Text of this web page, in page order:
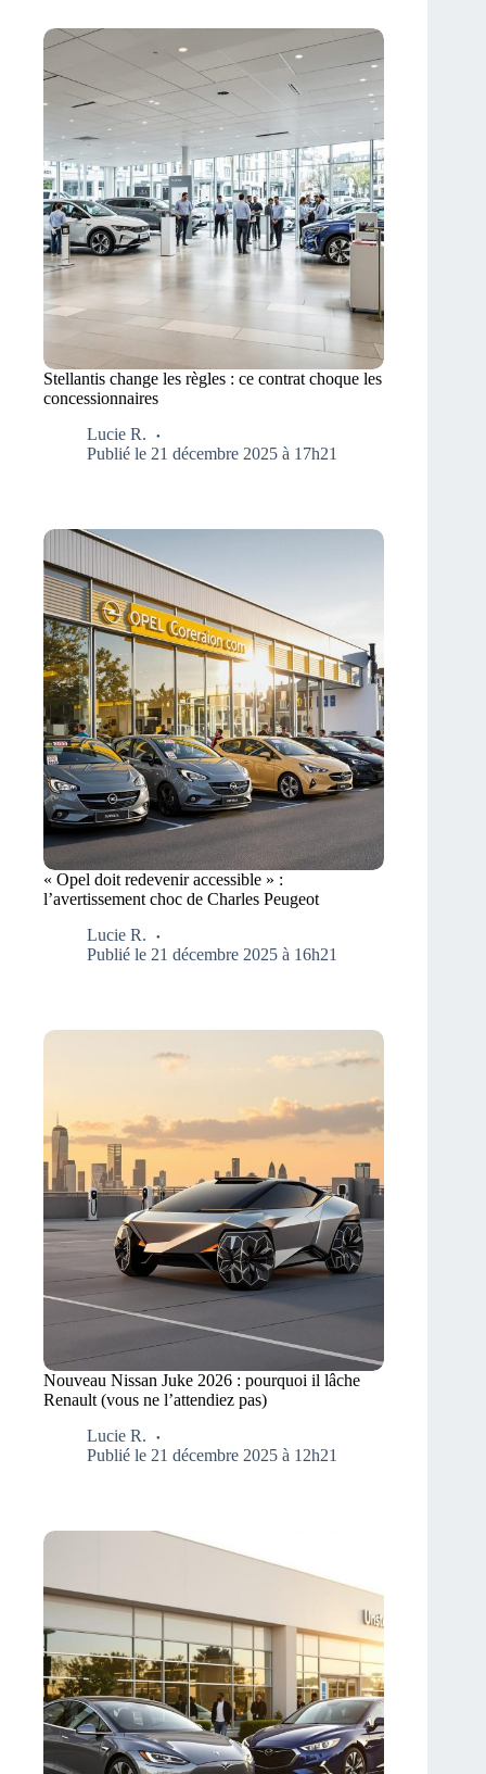
Stellantis change les règles : ce contrat choque les
concessionnaires
Lucie R.
Publié le 21 décembre 2025 à 17h21
« Opel doit redevenir accessible » :
l’avertissement choc de Charles Peugeot
Lucie R.
Publié le 21 décembre 2025 à 16h21
Nouveau Nissan Juke 2026 : pourquoi il lâche
Renault (vous ne l’attendiez pas)
Lucie R.
Publié le 21 décembre 2025 à 12h21